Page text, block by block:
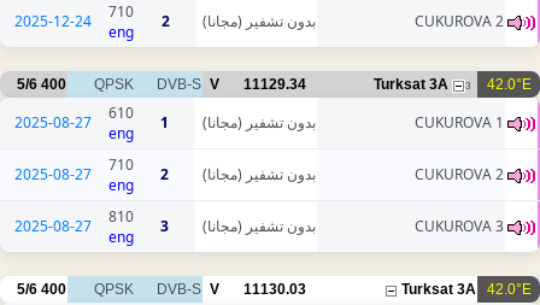
CUKUROVA 2 بدون تشفير (مجانا) 2
710
eng
2025-12-24
42.0°E
Turksat 3A 3
11129.34
V
DVB-S
QPSK
400
5/6
CUKUROVA 1 بدون تشفير (مجانا) 1
610
eng
2025-08-27
CUKUROVA 2 بدون تشفير (مجانا) 2
710
eng
2025-08-27
CUKUROVA 3 بدون تشفير (مجانا) 3
810
eng
2025-08-27
42.0°E
Turksat 3A
11130.03
V
DVB-S
QPSK
400
5/6